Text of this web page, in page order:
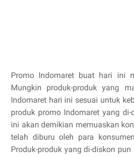
Promo Indomaret buat hari ini
Mungkin produk-produk yang
Indomaret hari ini sesuai untuk
produk promo Indomaret yang
ini akan demikian memuaskan
telah diburu oleh para
Produk-produk yang di-diskon